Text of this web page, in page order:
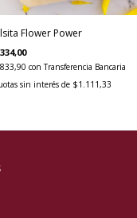
Flower Power
con Transferencia Bancaria
sin interés de $1.111,33